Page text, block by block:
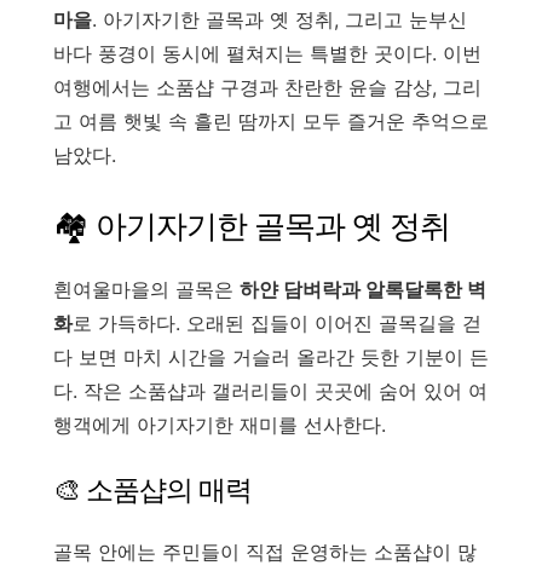
마을. 아기자기한 골목과 옛 정취, 그리고 눈부신
바다 풍경이 동시에 펼쳐지는 특별한 곳이다. 이번
여행에서는 소품샵 구경과 찬란한 윤슬 감상, 그리
고 여름 햇빛 속 흘린 땀까지 모두 즐거운 추억으로
남았다.
🏘️ 아기자기한 골목과 옛 정취
흰여울마을의 골목은 하얀 담벼락과 알록달록한 벽
화로 가득하다. 오래된 집들이 이어진 골목길을 걷
다 보면 마치 시간을 거슬러 올라간 듯한 기분이 든
다. 작은 소품샵과 갤러리들이 곳곳에 숨어 있어 여
행객에게 아기자기한 재미를 선사한다.
🎨 소품샵의 매력
골목 안에는 주민들이 직접 운영하는 소품샵이 많